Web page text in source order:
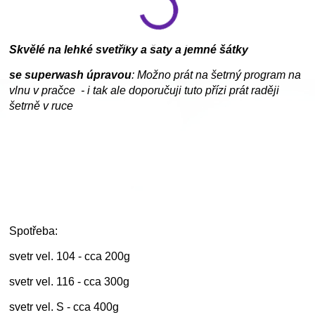
Skvělé na lehké svetříky a šaty a jemné šátky
se superwash úpravou: Možno prát na šetrný program na
vlnu v pračce - i tak ale doporučuji tuto přízi prát raději
šetrně v ruce
Spotřeba:
svetr vel. 104 - cca 200g
svetr vel. 116 - cca 300g
svetr vel. S - cca 400g